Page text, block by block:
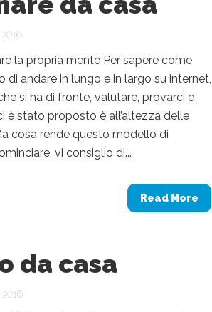
la propria mente Per sapere come
di andare in lungo e in largo su internet,
si ha di fronte, valutare, provarci e
è stato proposto è all’altezza delle
cosa rende questo modello di
vi consiglio di...
Read More
da casa
2016